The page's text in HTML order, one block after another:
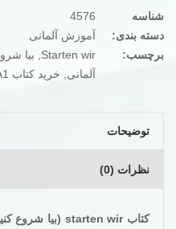
شناسه
4576
دسته بندی:
آموزش آلمانی
برچسب:
Starten wir
, بیا
آلمانی , خرید کتاب starten wir A1
توضیحات
نظرات (0)
کتاب starten wir (بیا شروع کنیم)